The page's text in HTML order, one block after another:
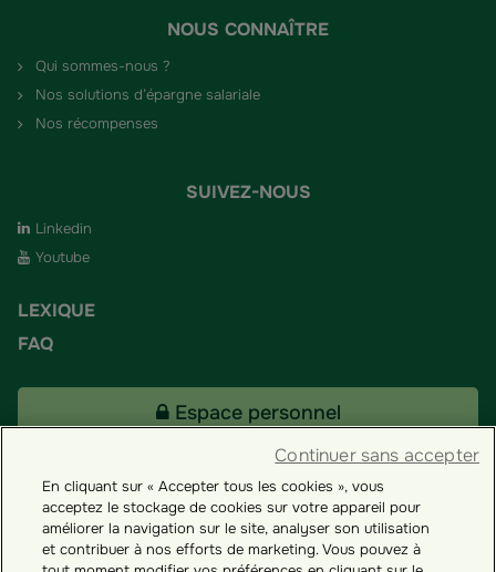
NOUS CONNAÎTRE
Qui sommes-nous ?
Nos solutions d’épargne salariale
Nos récompenses
SUIVEZ-NOUS
Linkedin
Youtube
LEXIQUE
FAQ
Espace personnel
Tous nos fonds
En cliquant sur « Accepter tous les cookies », vous
acceptez le stockage de cookies sur votre appareil pour
améliorer la navigation sur le site, analyser son utilisation
et contribuer à nos efforts de marketing. Vous pouvez à
Continuer sans accepter